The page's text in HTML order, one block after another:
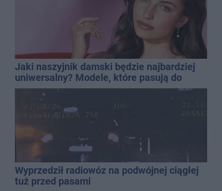
Jaki naszyjnik damski będzie najbardziej
uniwersalny? Modele, które pasują do
wielu stylizacji
Wyprzedził radiowóz na podwójnej ciągłej
tuż przed pasami